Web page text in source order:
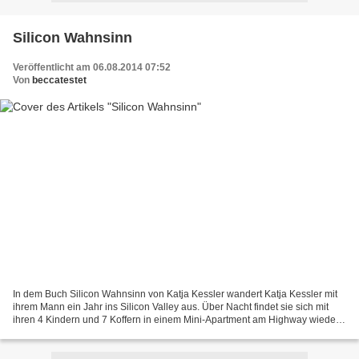
Silicon Wahnsinn
Veröffentlicht am 06.08.2014 07:52
Von beccatestet
In dem Buch Silicon Wahnsinn von Katja Kessler wandert Katja Kessler mit
ihrem Mann ein Jahr ins Silicon Valley aus. Über Nacht findet sie sich mit
ihren 4 Kindern und 7 Koffern in einem Mini-Apartment am Highway wieder.